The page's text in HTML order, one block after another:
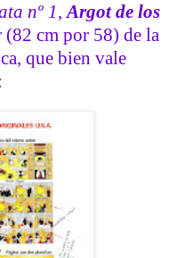
nº 1, Argot de los
(82 cm por 58) de la
que bien vale